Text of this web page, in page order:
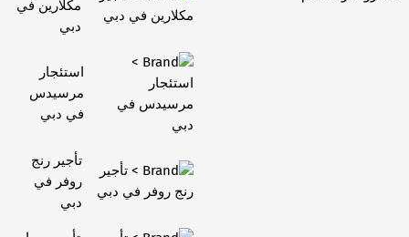
مكلارين في
دبي
استئجار
مرسيدس
في دبي
تأجير رنج
روفر في
دبي